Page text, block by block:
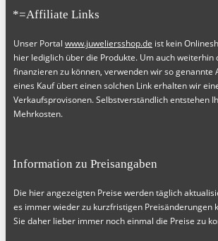
*=Affiliate Links
Unser Portal www.juweliersshop.de ist kein
hier lediglich über die Produkte. Um auch weiterhin
finanzieren zu können, verwenden wir so genannte
eines Kauf übert einen solchen Link erhalten wir
Verkaufsprovisonen. Selbstverständlich entstehen
Mehrkosten.
Information zu Preisangaben
Die hier angezeigten Preise werden täglich
es immer wieder zu kurzfristigen Preisänderungen
Sie daher lieber immer noch einmal die Preise zu